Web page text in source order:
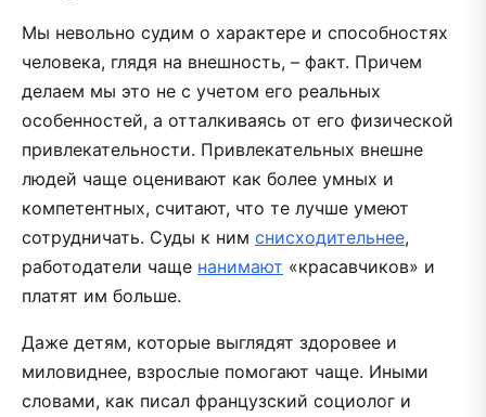
Мы невольно судим о характере и способностях
человека, глядя на внешность, – факт. Причем
делаем мы это не с учетом его реальных
особенностей, а отталкиваясь от его физической
привлекательности. Привлекательных внешне
людей чаще оценивают как более умных и
компетентных, считают, что те лучше умеют
сотрудничать. Суды к ним снисходительнее,
работодатели чаще нанимают «красавчиков» и
платят им больше.
Даже детям, которые выглядят здоровее и
миловиднее, взрослые помогают чаще. Иными
словами, как писал французский социолог и